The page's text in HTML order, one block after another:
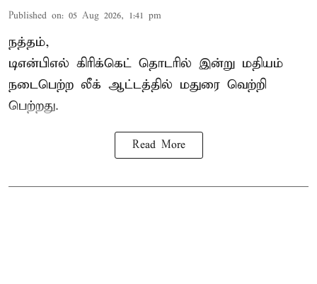
Published on: 05 Aug 2026, 1:41 pm
நத்தம்,
டிஎன்பிஎல் கிரிக்கெட் தொடரில் இன்று மதியம்
நடைபெற்ற லீக் ஆட்டத்தில் மதுரை வெற்றி
பெற்றது.
Read More